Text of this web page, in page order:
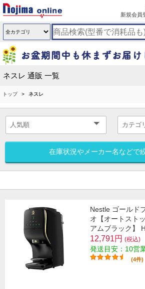
新規会員
ネスレ 通販 一覧
トップ ネスレ
在庫状況やメーカー名などで
Nestle ゴールド
オ【オートスト
アムブラック】
12,791円 (税込)
発送目安：10営
(4件)